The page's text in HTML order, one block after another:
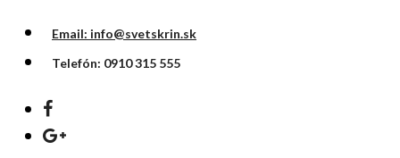
Email: info@svetskrin.sk
Telefón: 0910 315 555